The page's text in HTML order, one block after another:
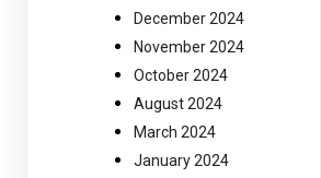
December 2024
November 2024
October 2024
August 2024
March 2024
January 2024